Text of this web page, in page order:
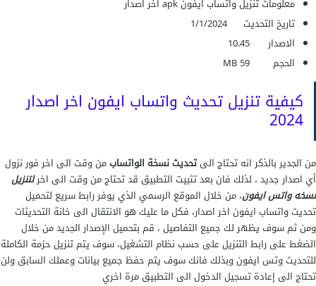
معلومات تنزيل واتساب ايفون apk اخر اصدار
تاريخ التحديث
1/1/2024
الاصدار
10.45
الحجم
59 MB
كيفية تنزيل تحديث واتساب ايفون اخر اصدار
2024
من الجدير بالذكر انه تحتاج الىتحديث نسخة الواتسابمن وقت الى اخر فور نزول
أي اصدار جديد ، لذلك فان بعد تثبيت التطبيق قد تحتاج من وقت الى اخرلتنزيل
نسخه واتس ايفون، من خلال الموقع الرسمي الذي يوفر رابط سريع لتحميل
تحديث واتساب ايفون اخر اصدار، فكل ما عليك هو الانتقال الى خانة التحديثات
ومن ثم سوف يظهر لك جميع التفاصيل ، قم بتحميل الإصدار الجديد من خلال
الضغط على رابط التنزيل على حسب نظام التشغيل، سوف يتم تنزيل حزمة الكاملة
للتحديث وتس ايفون وبذلك فانك سوف يتم حفظ جميع بيانات وعملك السابق ولن
تحتاج الى إعادة تسجيل الدخول الى التطبيق مرة اخري